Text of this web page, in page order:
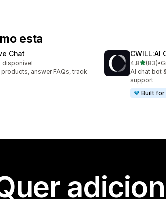
esta
Chat
disponível
answer FAQs, track
CWILL:AI
4,8de 5(83)
83 total de•
AI chat bot
support
Built